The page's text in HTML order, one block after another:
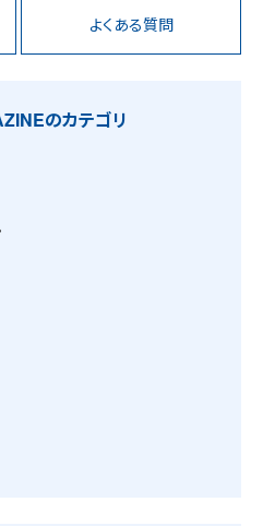
よくある質問
のカテゴリ